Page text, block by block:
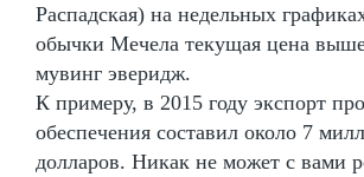
Распадская) на недельных
обычки Мечела текущая цена
мувинг эверидж.
К примеру, в 2015 году экспорт
обеспечения составил около 7
долларов. Никак не может с вами